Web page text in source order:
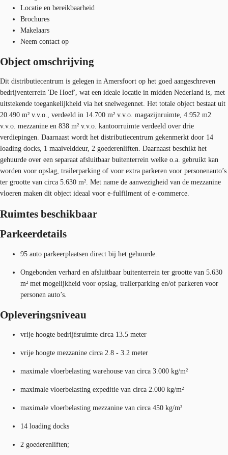
Locatie en bereikbaarheid
Brochures
Makelaars
Neem contact op
Object omschrijving
Dit distributiecentrum is gelegen in Amersfoort op het goed aangeschreven
bedrijventerrein 'De Hoef', wat een ideale locatie in midden Nederland is, met
uitstekende toegankelijkheid via het snelwegennet. Het totale object bestaat uit
20.490 m² v.v.o., verdeeld in 14.700 m² v.v.o. magazijnruimte, 4.952 m2
v.v.o. mezzanine en 838 m² v.v.o. kantoorruimte verdeeld over drie
verdiepingen. Daarnaast wordt het distributiecentrum gekenmerkt door 14
loading docks, 1 maaivelddeur, 2 goederenliften. Daarnaast beschikt het
gehuurde over een separaat afsluitbaar buitenterrein welke o.a. gebruikt kan
worden voor opslag, trailerparking of voor extra parkeren voor personenauto’s
ter grootte van circa 5.630 m². Met name de aanwezigheid van de mezzanine
vloeren maken dit object ideaal voor e-fulfilment of e-commerce.
Ruimtes beschikbaar
Parkeerdetails
95 auto parkeerplaatsen direct bij het gehuurde.
Ongebonden verhard en afsluitbaar buitenterrein ter grootte van 5.630
m² met mogelijkheid voor opslag, trailerparking en/of parkeren voor
personen auto’s.
Opleveringsniveau
vrije hoogte bedrijfsruimte circa 13.5 meter
vrije hoogte mezzanine circa 2.8 - 3.2 meter
maximale vloerbelasting warehouse van circa 3.000 kg/m²
maximale vloerbelasting expeditie van circa 2.000 kg/m²
maximale vloerbelasting mezzanine van circa 450 kg/m²
14 loading docks
2 goederenliften;